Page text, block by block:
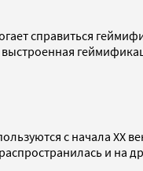
справиться
с начала XX
и на